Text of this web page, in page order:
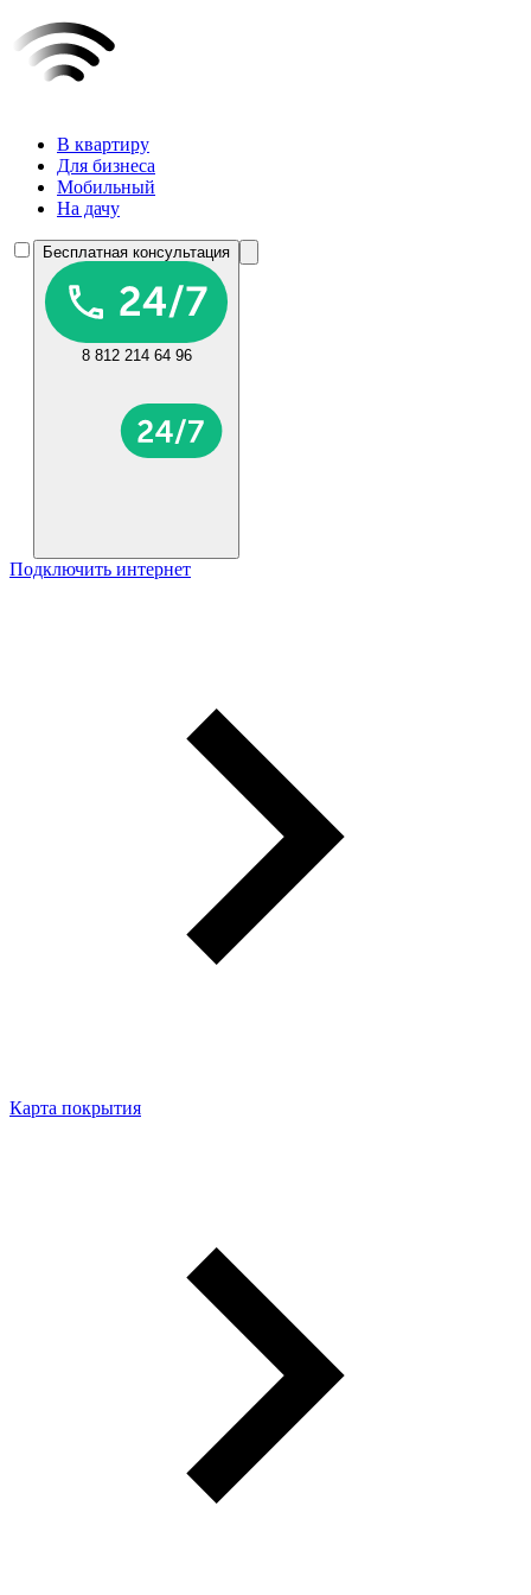
В квартиру
Для бизнеса
Мобильный
На дачу
Бесплатная консультация
8 812 214 64 96
Подключить интернет
Карта покрытия